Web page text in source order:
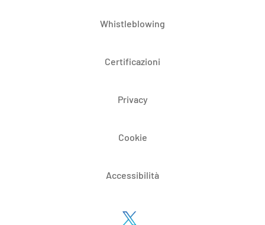
Whistleblowing
Certificazioni
Privacy
Cookie
Accessibilità